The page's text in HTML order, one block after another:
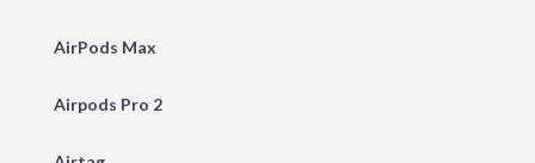
AirPods Max
Airpods Pro 2